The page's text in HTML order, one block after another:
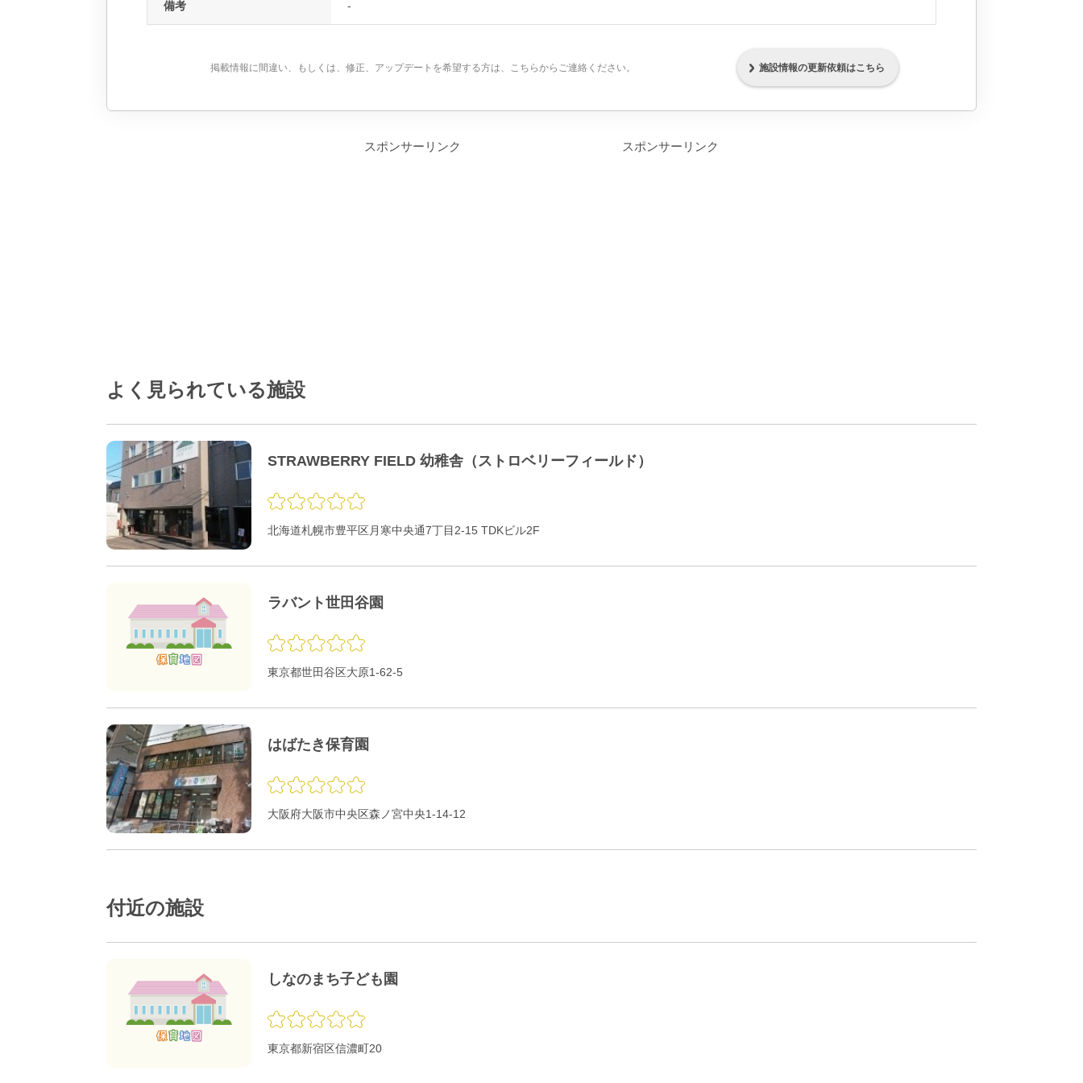
備考 -
掲載情報に間違い、もしくは、修正、アップデートを希望する方は、こちらからご連絡ください。 施設情報の更新依頼はこちら
スポンサーリンク スポンサーリンク
よく見られている施設
STRAWBERRY FIELD 幼稚舎（ストロベリーフィールド）
北海道札幌市豊平区月寒中央通7丁目2-15 TDKビル2F
ラバント世田谷園
東京都世田谷区大原1-62-5
はばたき保育園
大阪府大阪市中央区森ノ宮中央1-14-12
付近の施設
しなのまち子ども園
東京都新宿区信濃町20